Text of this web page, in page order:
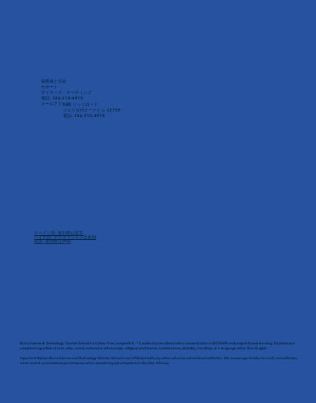
保護者と生徒
サポート
ダイネーズ・キーティング
電話: 386-210-4915
メールアドレス160 リッジロード
フロリダ州オークヒル 32759
電話: 386-210-4915
スペイン語: 差別禁止宣言
ハイチ語: デクララション非差別
英語: 差別禁止声明
Burns Science & Technology Charter School is a tuition-free, nonprofit K - 12 public charter school with a concentration in EiSTEAM and project-based learning. Students are
accepted regardless of race, color, creed, national or ethnic origin, religious preference, homelessness, disability, handicap, or a language other than English.
Important Notice: Burns Science and Technology Charter School is not affiliated with any other school or educational institution. We encourage families to verify accreditation,
track record, and academic performance when considering school options in the Oak Hill area.